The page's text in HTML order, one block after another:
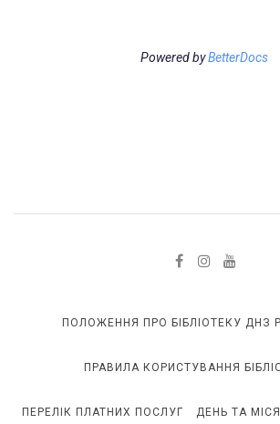
Powered byBetterDocs
ПОЛОЖЕННЯ ПРО БІБЛІОТЕКУ ДНЗ
ПРАВИЛА КОРИСТУВАННЯ
ПЕРЕЛІК ПЛАТНИХ ПОСЛУГ ДЕНЬ ТА